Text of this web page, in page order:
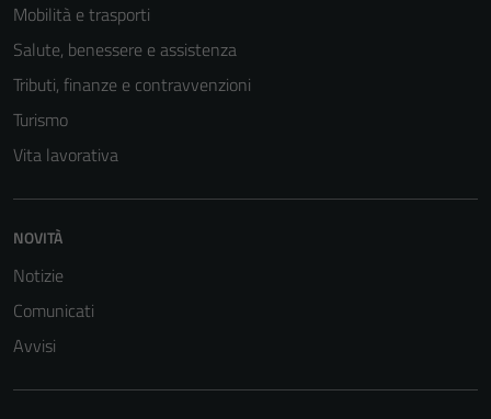
Mobilità e trasporti
Salute, benessere e assistenza
Tributi, finanze e contravvenzioni
Turismo
Vita lavorativa
NOVITÀ
Notizie
Comunicati
Avvisi
Questi cookie
disabilitati.